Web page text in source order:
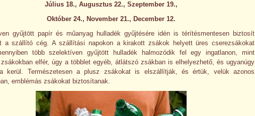
Július 18., Augusztus 22., Szeptember 19.,
Október 24., November 21., December 12.
gyűjtött papír és műanyag hulladék gyűjtésére idén is térítésmentesen biztosít
a szállító cég. A szállítási napokon a kirakott zsákok helyett üres cserezsákokat
több szelektíven gyűjtött hulladék halmozódik fel egy ingatlanon, mint
elfér, úgy a többlet egyéb, átlátszó zsákban is elhelyezhető, és ugyanúgy
kerül. Természetesen a plusz zsákokat is elszállítják, és értük, velük azonos
emblémás zsákokat biztosítanak.